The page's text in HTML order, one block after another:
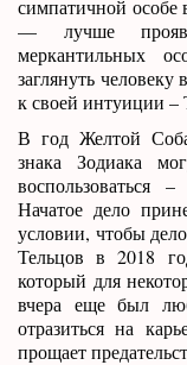
симпатичной особе
— лучше
меркантильных
заглянуть
к своей интуиции –
В год Желтой
знака Зодиака
воспользоваться
Начатое дело
условии, чтобы
Тельцов в 2018
который для
вчера еще был
отразиться на
прощает